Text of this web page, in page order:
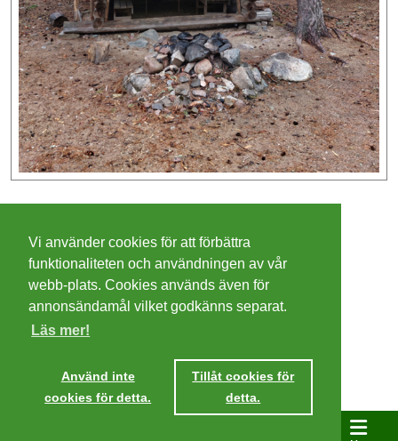
Ta mig dit
Cookies
Integritetspolicy
Villkor
Vi använder cookies för att förbättra
funktionaliteten och användningen av vår
webb-plats. Cookies används även för
annonsändamål vilket godkänns separat.
Läs mer!
Använd inte
cookies för detta.
Tillåt cookies för
detta.